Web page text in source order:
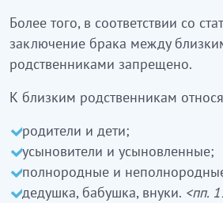
Более того, в соответствии со
заключение брака между
родственниками запрещено.
К близким родственникам
родители и дети;
усыновители и усыновленные;
полнородные и
дедушка, бабушка, внуки. <пп.